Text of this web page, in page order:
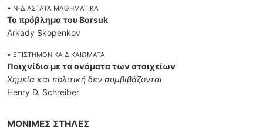
• Ν-ΔΙΑΣΤΑΤΑ ΜΑΘΗΜΑΤΙΚΑ
Το πρόβλημα του Borsuk
Arkady Skopenkov
• ΕΠΙΣΤΗΜΟΝΙΚΑ ΔΙΚΑΙΩΜΑΤΑ
Παιχνίδια με τα ονόματα των στοιχείων
Χημεία και πολιτική δεν συμβιβάζονται
Henry D. Schreiber
ΜΟΝΙΜΕΣ ΣΤΗΛΕΣ